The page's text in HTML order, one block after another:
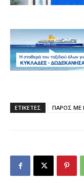
ΕΤΙΚΕΤΕΣ ΠΑΡΟΣ ΜΕ